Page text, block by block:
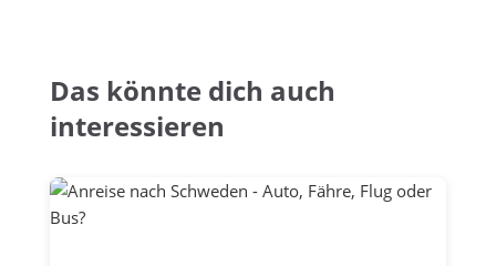
Das könnte dich auch
interessieren